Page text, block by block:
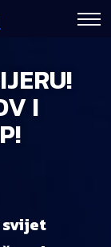
I
svijet